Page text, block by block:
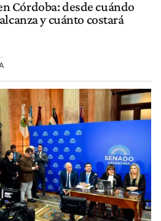
Córdoba: desde cuándo
y cuánto costará